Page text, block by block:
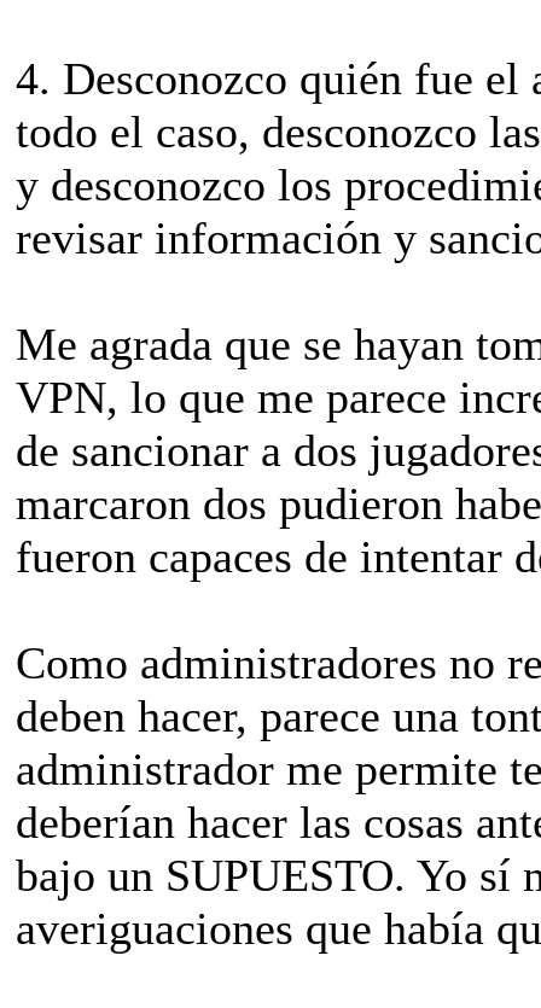
4. Desconozco quién fue
todo el caso, desconozco
y desconozco los
revisar información y
Me agrada que se hayan
VPN, lo que me parece
de sancionar a dos
marcaron dos pudieron
fueron capaces de intentar
Como administradores no
deben hacer, parece una
administrador me permite
deberían hacer las cosas
bajo un SUPUESTO. Yo sí
averiguaciones que había